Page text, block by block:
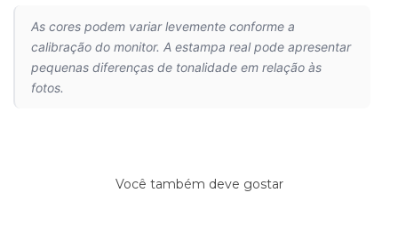
As cores podem variar levemente conforme a
calibração do monitor. A estampa real pode apresentar
pequenas diferenças de tonalidade em relação às
fotos.
Você também deve gostar